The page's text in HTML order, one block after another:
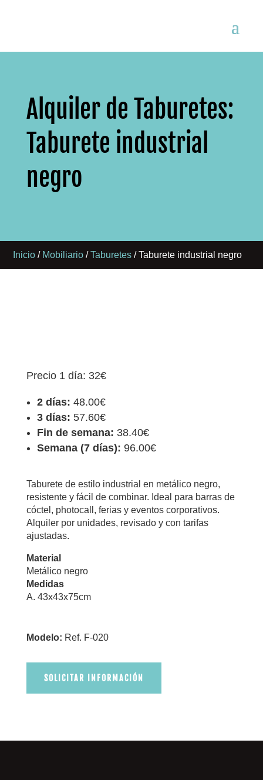
Alquiler de Taburetes:
Taburete industrial
negro
Inicio / Mobiliario /Taburetes / Taburete industrial negro
Precio 1 día: 32€
2 días: 48.00€
3 días: 57.60€
Fin de semana: 38.40€
Semana (7 días): 96.00€
Taburete de estilo industrial en metálico negro,
resistente y fácil de combinar. Ideal para barras de
cóctel, photocall, ferias y eventos corporativos.
Alquiler por unidades, revisado y con tarifas
ajustadas.
Material
Metálico negro
Medidas
A. 43x43x75cm
Modelo: Ref. F-020
SOLICITAR INFORMACIÓN